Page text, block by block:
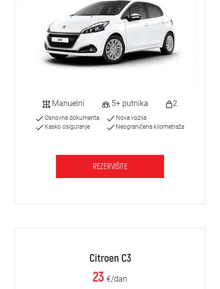
Manuelni 5+ putnika 2
Osnovna dokumenta
Kasko osiguranje
Nova vozila
Neograničena kilometraža
REZERVIŠITE
Citroen C3
23 €/dan